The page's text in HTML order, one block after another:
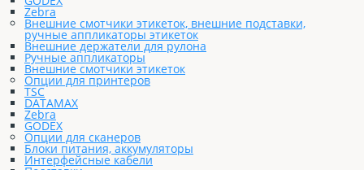
Zebra
Внешние смотчики этикеток, внешние подставки,
ручные аппликаторы этикеток
Внешние держатели для рулона
Ручные аппликаторы
Внешние смотчики этикеток
Опции для принтеров
TSC
DATAMAX
Zebra
GODEX
Опции для сканеров
Блоки питания, аккумуляторы
Интерфейсные кабели